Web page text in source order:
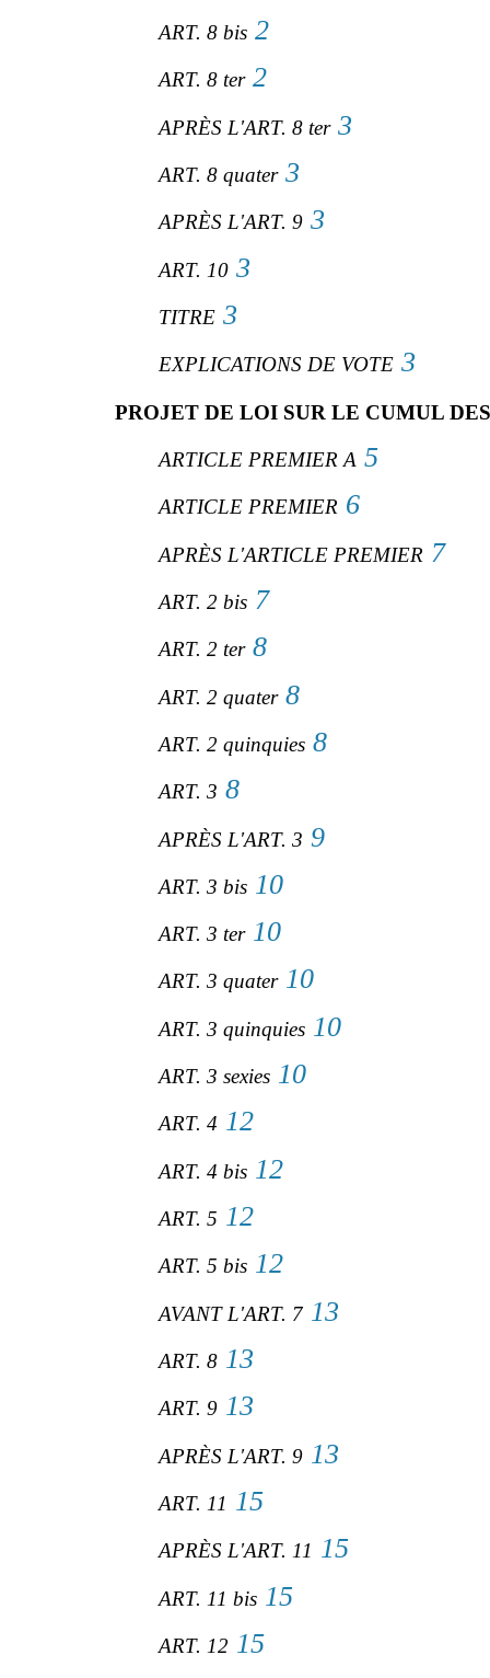
ART. 8 bis 2
ART. 8 ter2
APRÈS L'ART. 8 ter3
ART. 8 quater3
APRÈS L'ART. 9 3
ART. 10 3
TITRE 3
EXPLICATIONS DE VOTE 3
PROJET DE LOI SUR LE CUMUL
ARTICLE PREMIER A 5
ARTICLE PREMIER 6
APRÈS L'ARTICLE PREMIER 7
ART. 2 bis 7
ART. 2 ter8
ART. 2 quater8
ART. 2 quinquies 8
ART. 3 8
APRÈS L'ART. 3 9
ART. 3 bis 10
ART. 3 ter10
ART. 3 quater10
ART. 3 quinquies 10
ART. 3 sexies 10
ART. 4 12
ART. 4 bis 12
ART. 5 12
ART. 5 bis 12
AVANT L'ART. 7 13
ART. 8 13
ART. 9 13
APRÈS L'ART. 9 13
ART. 11 15
APRÈS L'ART. 11 15
ART. 11 bis 15
ART. 12 15